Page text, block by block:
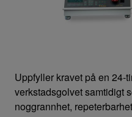
Uppfyller kravet på en 24-
verkstadsgolvet samtidigt
noggrannhet,